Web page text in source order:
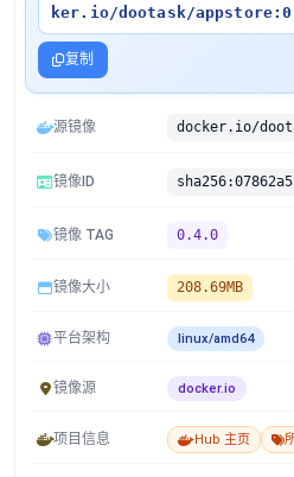
ker.io/dootask/
复制
源镜像 docker.io/
镜像ID
镜像 TAG 0.4.0
镜像大小 208.69MB
平台架构 linux/amd64
镜像源 docker.io
项目信息 Hub 主页